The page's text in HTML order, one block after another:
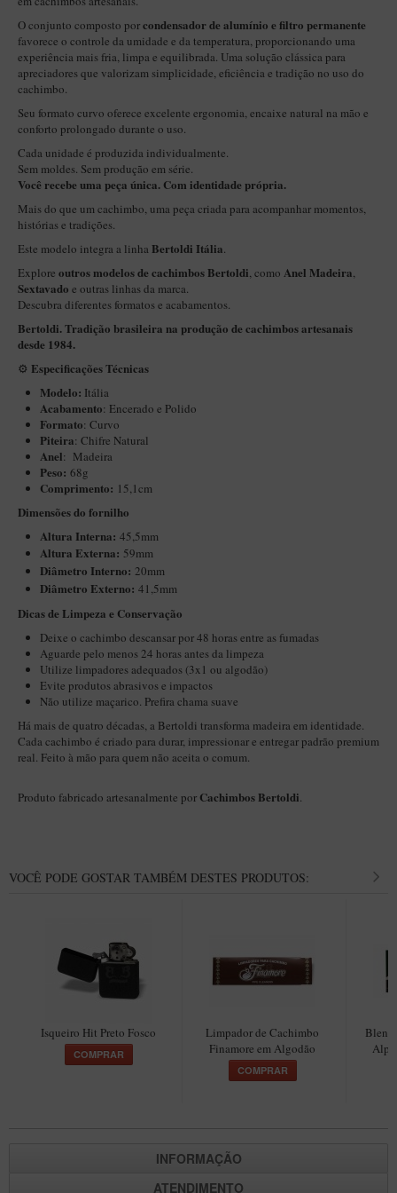
New Rose Polido
Petrus
Piccolo
Premium
Sextavado
Zuccardi
Callia
Encerado
Speciale
BB Liso e Rústico
Elite Longo
CACHIMBOS ARTESANAIS DE BRIAR ITALIANO
Maestro – Briar Italiano
Churchwarden – Briar Italiano
Jateado
MONTE SEU KIT/INICIANTES
Blends Para Cachimbo
Cachimbos
Limpadores para Cachimbo
Suportes
Filtros
Isqueiros
O conjunto composto porcondensador de alumínio e filtro permanente
favorece o controle da umidade e da temperatura, proporcionando uma
experiência mais fria, limpa e equilibrada. Uma solução clássica para
apreciadores que valorizam simplicidade, eficiência e tradição no uso do
cachimbo.
Seu formato curvo oferece excelente ergonomia, encaixe natural na mão e
conforto prolongado durante o uso.
Cada unidade é produzida individualmente.
Sem moldes. Sem produção em série.
Você recebe uma peça única. Com identidade própria.
Mais do que um cachimbo, uma peça criada para acompanhar momentos,
histórias e tradições.
Este modelo integra a linha Bertoldi Itália.
Explore outros modelos de cachimbos Bertoldi, como Anel Madeira,
Sextavado e outras linhas da marca.
Descubra diferentes formatos e acabamentos.
Bertoldi. Tradição brasileira na produção de cachimbos artesanais
desde 1984.
⚙️ Especificações Técnicas
Modelo: Itália
Acabamento: Encerado e Polido
Formato: Curvo
Piteira: Chifre Natural
Anel: Madeira
Peso: 68g
Comprimento: 15,1cm
Dimensões do fornilho
Altura Interna: 45,5mm
Altura Externa: 59mm
Diâmetro Interno: 20mm
Diâmetro Externo: 41,5mm
​​Dicas de Limpeza e Conservação
Deixe o cachimbo descansar por 48 horas entre as fumadas
Aguarde pelo menos 24 horas antes da limpeza
Utilize limpadores adequados (3x1 ou algodão)
Evite produtos abrasivos e impactos
Não utilize maçarico. Prefira chama suave
Há mais de quatro décadas, a Bertoldi transforma madeira em identidade.
Cada cachimbo é criado para durar, impressionar e entregar padrão premium
real. Feito à mão para quem não aceita o comum.
Produto fabricado artesanalmente por Cachimbos Bertoldi.
VOCÊ PODE GOSTAR TAMBÉM DESTES PRODUTOS:
Isqueiro Hit Preto Fosco
COMPRAR
Limpador de Cachimbo
Finamore em Algodão
COMPRAR
Blend
INFORMAÇÃO
ATENDIMENTO